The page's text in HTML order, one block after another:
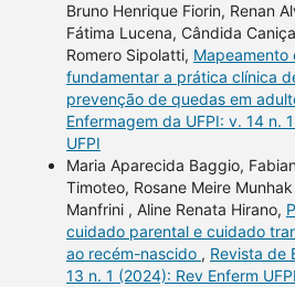
Bruno Henrique Fiorin, Renan
Fátima Lucena, Cândida
Romero Sipolatti, Mapeamento
fundamentar a prática clínica
prevenção de quedas em
Enfermagem da UFPI: v. 14 n.
UFPI
Maria Aparecida Baggio,
Timoteo, Rosane Meire
Manfrini , Aline Renata Hirano,
cuidado parental e cuidado
ao recém-nascido , Revista de
13 n. 1 (2024): Rev Enferm UFPI